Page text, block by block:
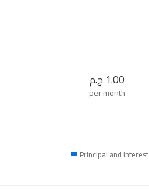
1.00 ج.م
per month
Principal and Interest